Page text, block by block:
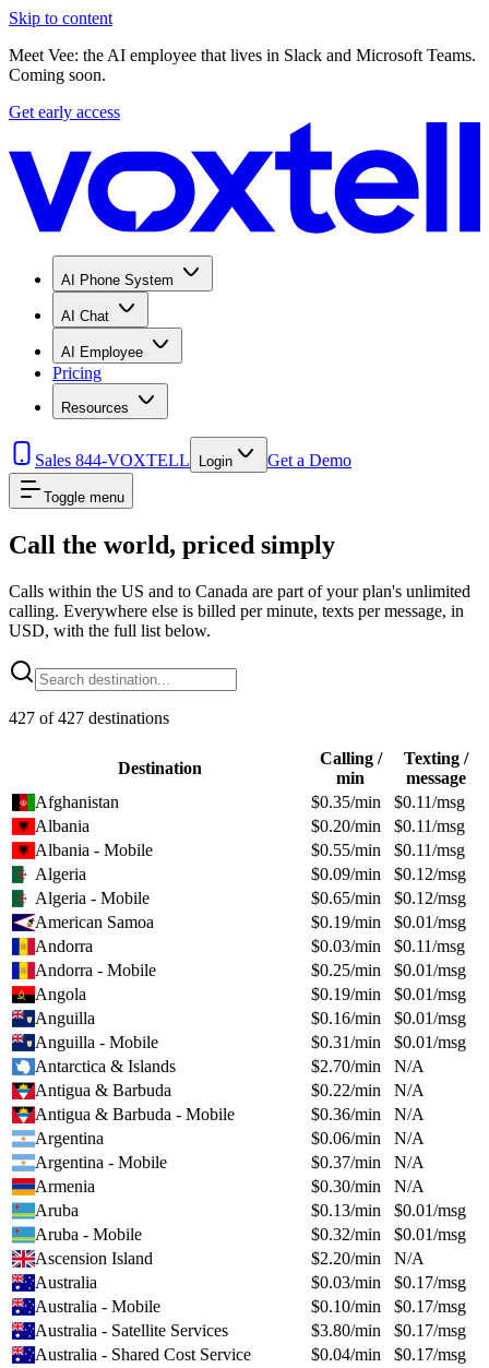
Skip to content
Meet Vee: the AI employee that lives in Slack and Microsoft Teams.
Coming soon.
Get early access
AI Phone System
AI Chat
AI Employee
Pricing
Resources
Sales 844-VOXTELL Login Get a Demo
Toggle menu
Call the world, priced simply
Calls within the US and to Canada are part of your plan's unlimited
calling. Everywhere else is billed per minute, texts per message, in
USD, with the full list below.
427 of427 destinations
Destination
Calling /
min
Texting /
message
Afghanistan
$0.35/min $0.11/msg
Albania
$0.20/min $0.11/msg
Albania - Mobile
$0.55/min $0.11/msg
Algeria
$0.09/min $0.12/msg
Algeria - Mobile
$0.65/min $0.12/msg
American Samoa
$0.19/min $0.01/msg
Andorra
$0.03/min $0.11/msg
Andorra - Mobile
$0.25/min $0.01/msg
Angola
$0.19/min $0.01/msg
Anguilla
$0.16/min $0.01/msg
Anguilla - Mobile
$0.31/min $0.01/msg
Antarctica & Islands
$2.70/min
N/A
Antigua & Barbuda
$0.22/min
N/A
Antigua & Barbuda - Mobile
$0.36/min
N/A
Argentina
$0.06/min
N/A
Argentina - Mobile
$0.37/min
N/A
Armenia
$0.30/min
N/A
Aruba
$0.13/min $0.01/msg
Aruba - Mobile
$0.32/min $0.01/msg
Ascension Island
$2.20/min
N/A
Australia
$0.03/min $0.17/msg
Australia - Mobile
$0.10/min $0.17/msg
Australia - Satellite Services
$3.80/min $0.17/msg
Australia - Shared Cost Service
$0.04/min $0.17/msg